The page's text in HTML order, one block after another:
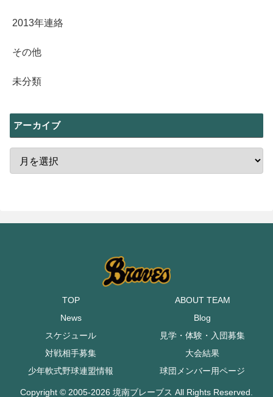
2013年連絡
その他
未分類
アーカイブ
TOP
ABOUT TEAM
News
Blog
スケジュール
見学・体験・入団募集
対戦相手募集
大会結果
少年軟式野球連盟情報
球団メンバー用ページ
Copyright © 2005-2026 境南ブレーブス All Rights Reserved.